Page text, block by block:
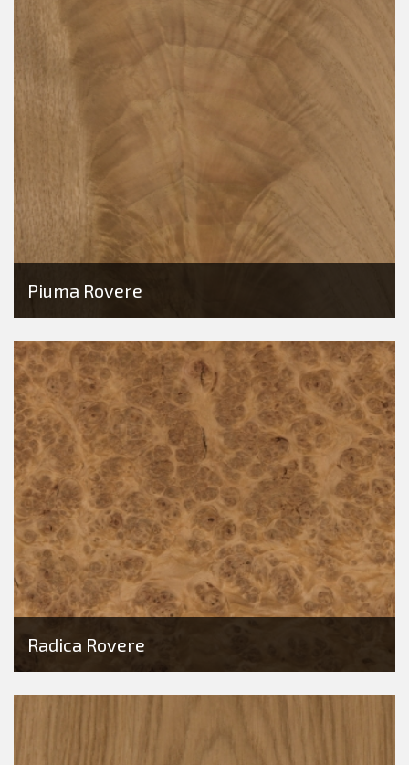
Piuma Rovere
Radica Rovere